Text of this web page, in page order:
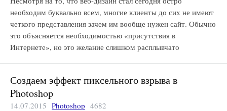
необходим буквально всем, многие клиенты до сих не имеют
четкого представления зачем им вообще нужен сайт. Обычно
это объясняется необходимостью «присутствия в
Интернете», но это желание слишком расплывчато
Создаем эффект пиксельного взрыва в
Photoshop
14.07.2015 Photoshop 4682